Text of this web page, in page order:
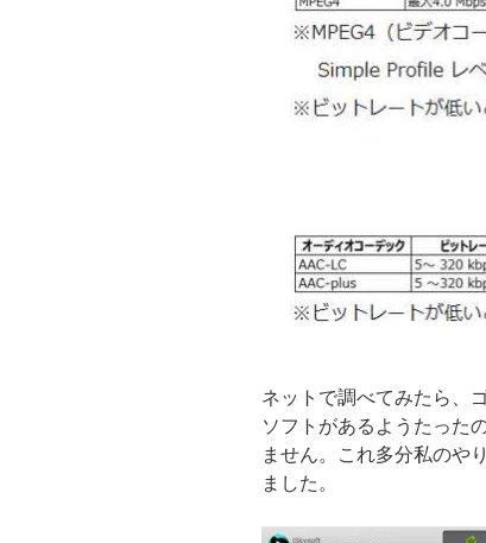
ネットで調べてみたら、
ソフトがあるようたった
ません。これ多分私のや
ました。